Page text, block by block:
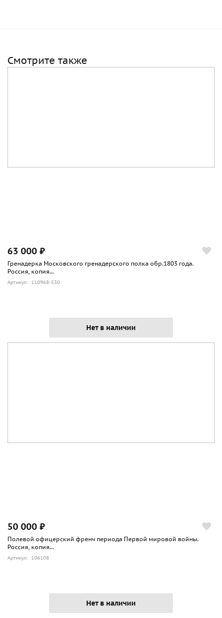
Смотрите также
63 000 ₽
Гренадерка Московского гренадерского полка обр.1803 года.
Россия, копия...
Артикул: 110968-530
Нет в наличии
50 000 ₽
Полевой офицерский френч периода Первой мировой войны.
Россия, копия...
Артикул: 106108
Нет в наличии